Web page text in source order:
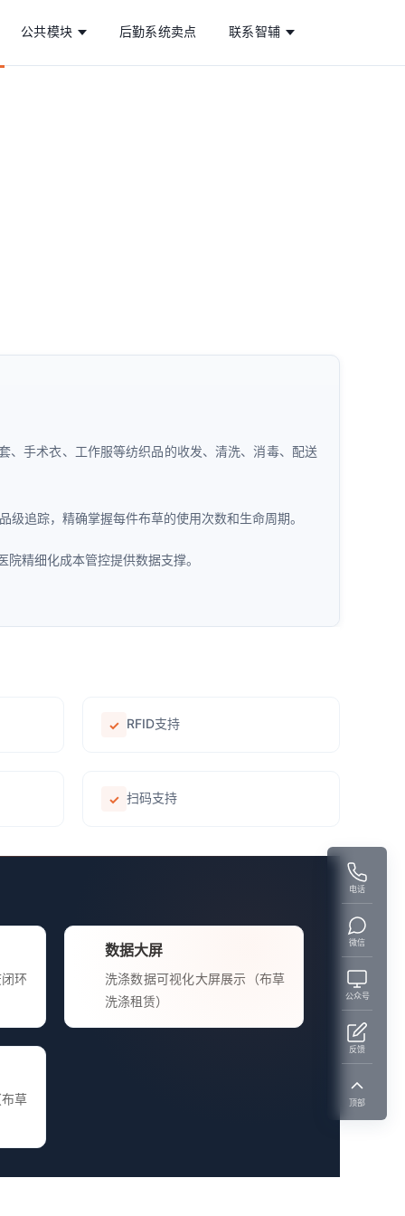
公共模块 后勤系统卖点 联系智辅
、手术衣、工作服等纺织品的收发、清洗、消毒、配送
级追踪，精确掌握每件布草的使用次数和生命周期。
精细化成本管控提供数据支撑。
✓ RFID支持
✓ 扫码支持
环
数据大屏
洗涤数据可视化大屏展示（布草
洗涤租赁）
草
电话
微信
公众号
反馈
顶部